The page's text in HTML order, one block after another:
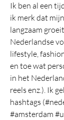
Ik ben al een
ik merk dat
langzaam
Nederlandse
lifestyle,
en toe wat
in het
reels enz.). Ik
hashtags
#amsterdam